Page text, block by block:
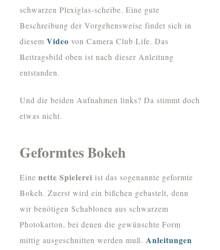
schwarzen Plexiglas-scheibe. Eine gute
Beschreibung der Vorgehensweise findet sich in
diesem Video von Camera Club Life. Das
Beitragsbild oben ist nach dieser Anleitung
entstanden.
Und die beiden Aufnahmen links? Da stimmt doch
etwas nicht.
Geformtes Bokeh
Eine nette Spielerei ist das sogenannte geformte
Bokeh. Zuerst wird ein bißchen gebastelt, denn
wir benötigen Schablonen aus schwarzem
Photokarton, bei denen die gewünschte Form
mittig ausgeschnitten werden muß. Anleitungen